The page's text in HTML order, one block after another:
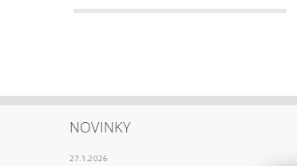
NOVINKY
27.1.2026